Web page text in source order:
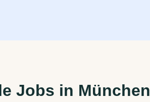
Jobs in München